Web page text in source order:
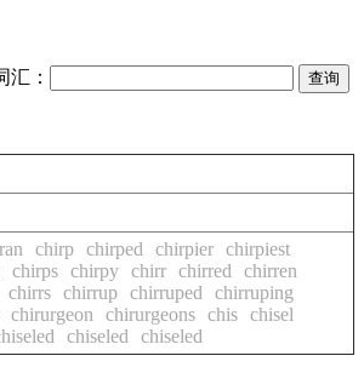
汇：
chirp chirped chirpier chirpiest
chirps chirpy chirr chirred
chirren
chirrs chirrup chirruped
chirruping
chirurgeon chirurgeons chis chisel
chiseled chiseled